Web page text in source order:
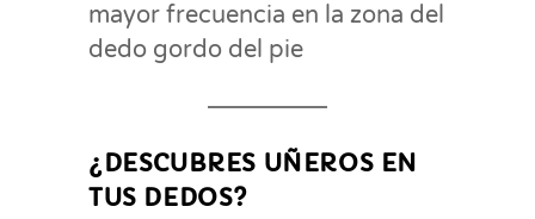
mayor frecuencia en la zona del
dedo gordo del pie
¿DESCUBRES UÑEROS EN
TUS DEDOS?